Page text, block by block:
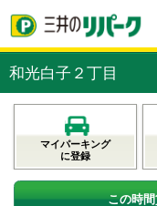
和光白子２丁目
マイパーキング
に登録
この時